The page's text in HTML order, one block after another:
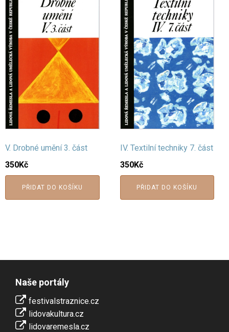
V. Drobné umění 3. část
350Kč
PŘIDAT DO KOŠÍKU
IV. Textilní techniky 7. část
350Kč
PŘIDAT DO KOŠÍKU
Naše portály
festivalstraznice.cz
lidovakultura.cz
lidovaremesla.cz